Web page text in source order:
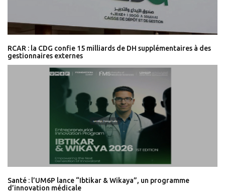
RCAR : la CDG confie 15 milliards de DH supplémentaires à des
gestionnaires externes
Santé : l’UM6P lance “Ibtikar & Wikaya”, un programme
d’innovation médicale